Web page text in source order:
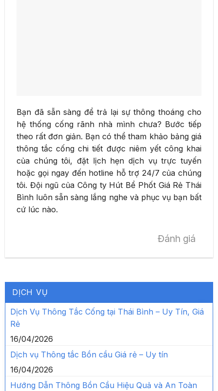
Bạn đã sẵn sàng để trả lại sự thông thoáng cho
hệ thống cống rãnh nhà mình chưa? Bước tiếp
theo rất đơn giản. Bạn có thể tham khảo bảng giá
thông tắc cống chi tiết được niêm yết công khai
của chúng tôi, đặt lịch hẹn dịch vụ trực tuyến
hoặc gọi ngay đến hotline hỗ trợ 24/7 của chúng
tôi. Đội ngũ của Công ty Hút Bể Phốt Giá Rẻ Thái
Bình luôn sẵn sàng lắng nghe và phục vụ bạn bất
cứ lúc nào.
Đánh giá
DỊCH VỤ
Dịch Vụ Thông Tắc Cống tại Thái Bình – Uy Tín, Giá
Rẻ
16/04/2026
Dịch vụ Thông tắc Bồn cầu Giá rẻ – Uy tín
16/04/2026
Hướng Dẫn Thông Bồn Cầu Hiệu Quả và An Toàn